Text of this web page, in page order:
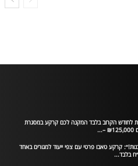
לחודש הקרוב בלבד המקנה לכם קרקע במסגרת
קרקע טאבו פרטי עם צפי ייעוד למגורים באחד